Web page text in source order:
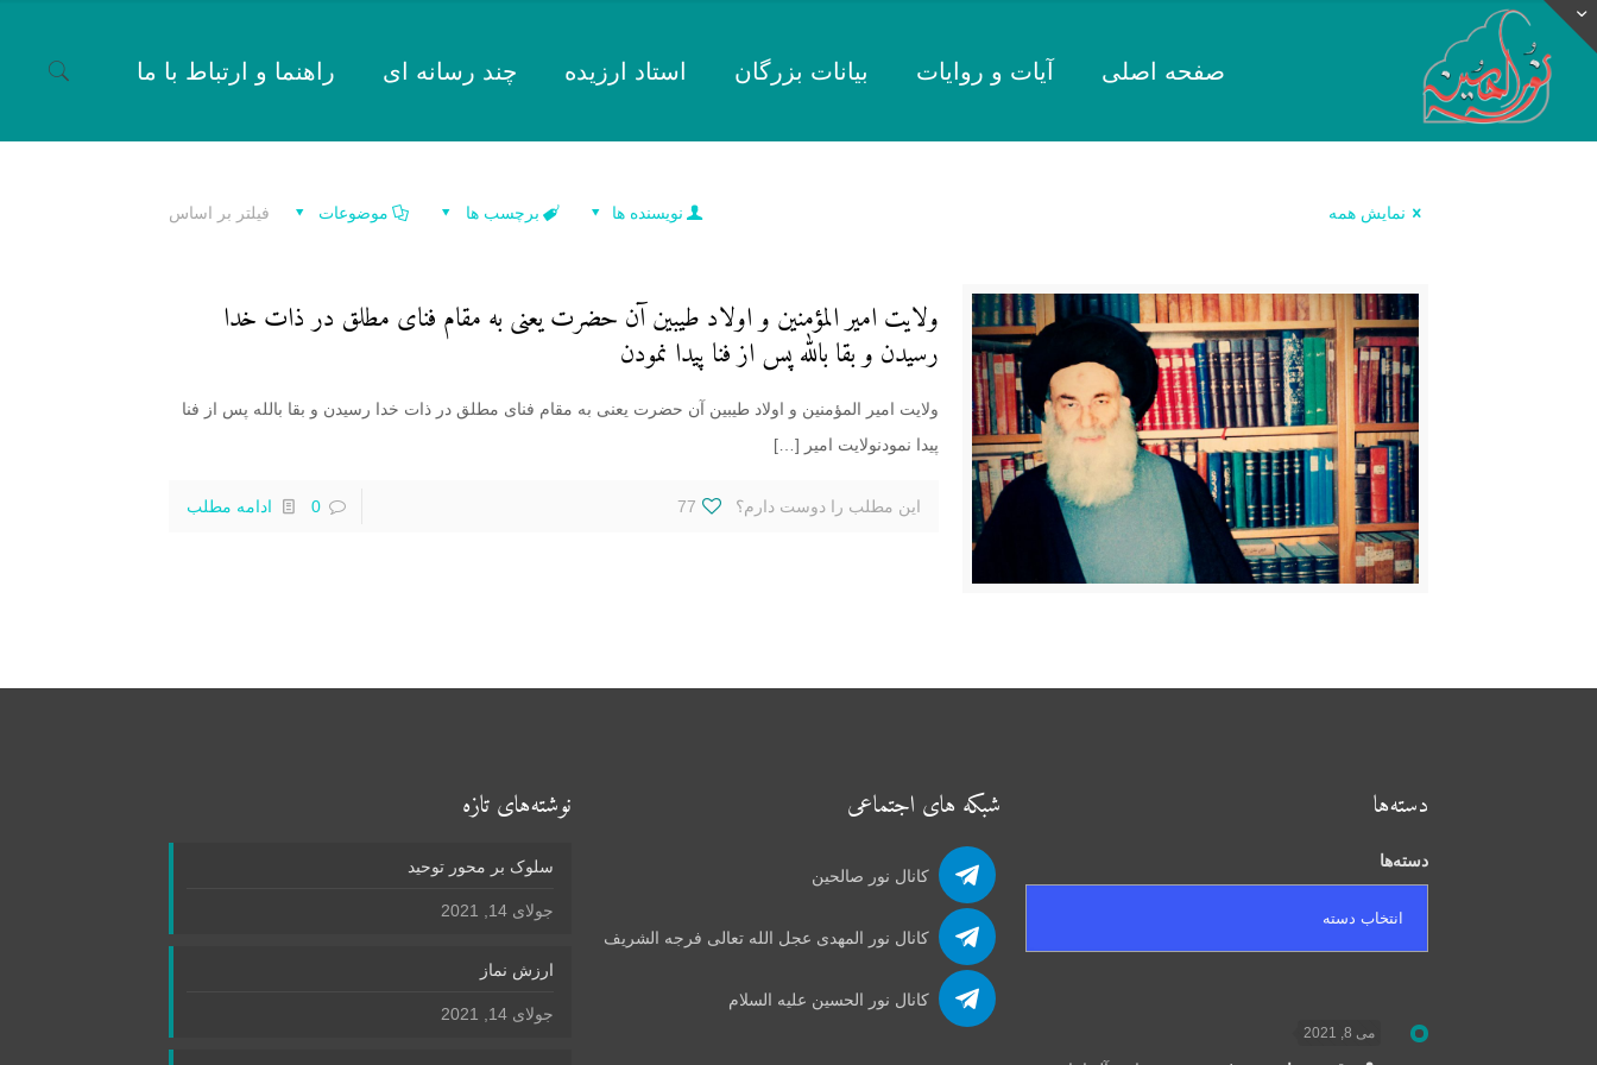
صفحه اصلی آیات و روایات بیانات بزرگان استاد ارزیده چند رسانه ای راهنما و ارتباط با ما
فیلتر بر اساس موضوعات برچسب ها نویسنده ها نمایش همه
ولایت امیر المؤمنین و اولاد طیبین آن حضرت یعنی به مقام فنای مطلق در ذات خدا
رسیدن و بقا بالله پس از فنا پیدا نمودن
ولایت امیر المؤمنین و اولاد طیبین آن حضرت یعنی به مقام فنای مطلق در ذات خدا رسیدن و بقا بالله پس از فنا
پیدا نمودنولایت امیر […]
این مطلب را دوست دارم؟ 77
0 ادامه مطلب
دسته‌ها
دسته‌ها
می 8, 2021
شبکه های اجتماعی
کانال نور صالحین
کانال نور المهدی عجل الله تعالی فرجه الشریف
کانال نور الحسین علیه السلام
نوشته‌های تازه
سلوک بر محور توحید
جولای 14, 2021
ارزش نماز
جولای 14, 2021